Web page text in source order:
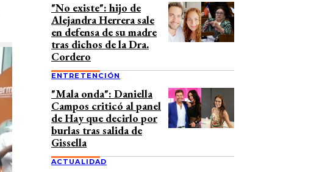
"No existe": hijo de
Alejandra Herrera sale
en defensa de su madre
tras dichos de la Dra.
Cordero
ENTRETENCIÓN
"Mala onda": Daniella
Campos criticó al panel
de Hay que decirlo por
burlas tras salida de
Gissella
ACTUALIDAD